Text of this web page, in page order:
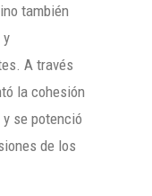
también
y
A través
la cohesión
se potenció
de los